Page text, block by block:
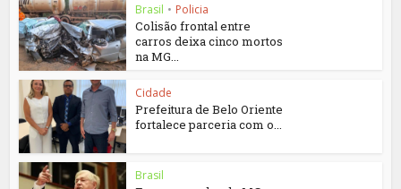
Brasil • Policia
Colisão frontal entre
carros deixa cinco mortos
na MG...
Cidade
Prefeitura de Belo Oriente
fortalece parceria com o...
Brasil